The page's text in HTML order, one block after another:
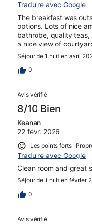
Traduire avec Google
The breakfast was
options. Lots of nice
bathrobe, quality
a nice view of
Séjour de 1 nuit en avril
0
Avis vérifié
8/10 Bien
Keanan
22 févr. 2026
Les points forts :
Traduire avec Google
Clean room and great
Séjour de 1 nuit en février
0
Avis vérifié